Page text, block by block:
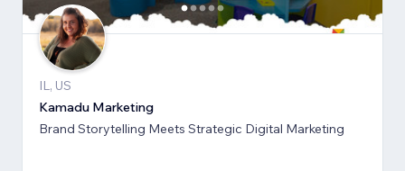
IL, US
Kamadu Marketing
Brand Storytelling Meets Strategic Digital Marketing